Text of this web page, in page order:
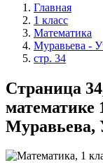
Главная
1 класс
Математика
Муравьева -
стр. 34
Страница
математике
Муравьева,